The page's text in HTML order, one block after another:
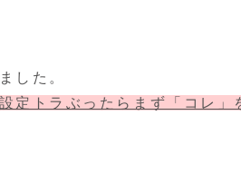
した。
定トラぶったらまず「コレ」